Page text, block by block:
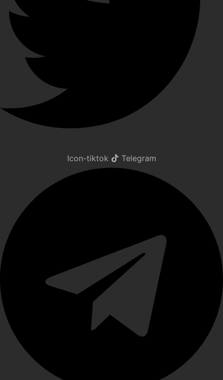
Icon-tiktok Telegram